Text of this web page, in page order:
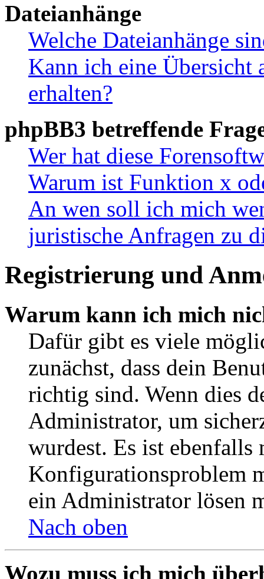
Dateianhänge
Welche Dateianhänge
Kann ich eine Übersicht
erhalten?
phpBB3 betreffende
Wer hat diese
Warum ist Funktion x
An wen soll ich mich
juristische Anfragen zu
Registrierung und
Warum kann ich mich
Dafür gibt es viele
zunächst, dass dein
richtig sind. Wenn dies
Administrator, um
wurdest. Es ist ebenfalls
Konfigurationsproblem
ein Administrator lösen
Nach oben
Wozu muss ich mich